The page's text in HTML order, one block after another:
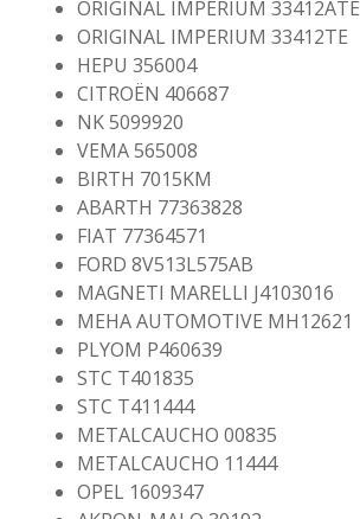
ORIGINAL IMPERIUM 33412ATE
ORIGINAL IMPERIUM 33412TE
HEPU 356004
CITROËN 406687
NK 5099920
VEMA 565008
BIRTH 7015KM
ABARTH 77363828
FIAT 77364571
FORD 8V513L575AB
MAGNETI MARELLI J4103016
MEHA AUTOMOTIVE MH12621
PLYOM P460639
STC T401835
STC T411444
METALCAUCHO 00835
METALCAUCHO 11444
OPEL 1609347